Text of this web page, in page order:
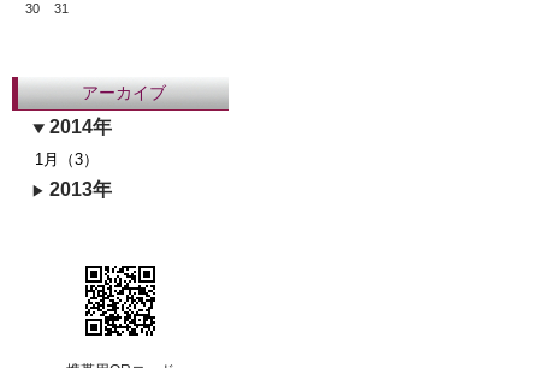
30
31
アーカイブ
2014年
1月（3）
2013年